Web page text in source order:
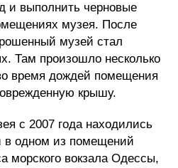
и выполнить черновые
музея. После
музей стал
Там произошло несколько
время дождей помещения
крышу.
с 2007 года находились
в одном из помещений
морского вокзала Одессы,